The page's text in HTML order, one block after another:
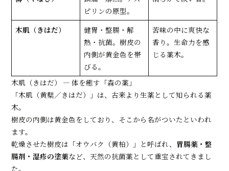
ピリンの原型。
木肌（きはだ）
健胃・整腸・解
熱・抗菌。樹皮の
内側が黄金色を帯
びる。
苦味の中に爽快な
香り。生命力を感
じる薬木。
木肌（きはだ） ― 体を癒す「森の薬」
「木肌（黄檗／きはだ）」は、古来より生薬として知られる薬
木。
樹皮の内側は黄金色をしており、そこから名がついたといわれ
ます。
乾燥させた樹皮は「オウバク（黄柏）」と呼ばれ、 胃腸薬・整
腸剤・湿疹の塗薬など、天然の抗菌薬として重宝されてきまし
た。